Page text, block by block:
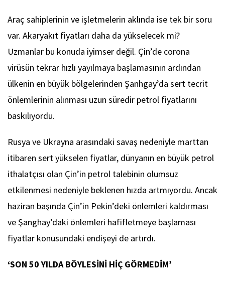
Araç sahiplerinin ve işletmelerin aklında ise tek bir soru
var. Akaryakıt fiyatları daha da yükselecek mi?
Uzmanlar bu konuda iyimser değil. Çin’de corona
virüsün tekrar hızlı yayılmaya başlamasının ardından
ülkenin en büyük bölgelerinden Şanhgay’da sert tecrit
önlemlerinin alınması uzun süredir petrol fiyatlarını
baskılıyordu.
Rusya ve Ukrayna arasındaki savaş nedeniyle marttan
itibaren sert yükselen fiyatlar, dünyanın en büyük petrol
ithalatçısı olan Çin’in petrol talebinin olumsuz
etkilenmesi nedeniyle beklenen hızda artmıyordu. Ancak
haziran başında Çin’in Pekin’deki önlemleri kaldırması
ve Şanghay’daki önlemleri hafifletmeye başlaması
fiyatlar konusundaki endişeyi de artırdı.
‘SON 50 YILDA BÖYLESİNİ HİÇ GÖRMEDİM’